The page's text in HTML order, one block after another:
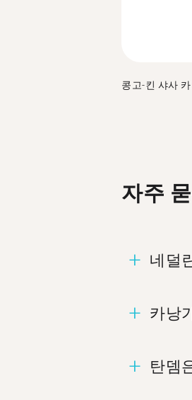
콩고-킨 샤사
자주
네덜
카낭
href=/
탄뎀